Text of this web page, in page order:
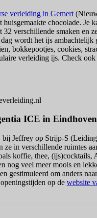
verleiding in Gemert
huisgemaakte chocolade. Je
32 verschillende smaken en
wordt het ijs ambachtelijk
bokkepootjes, cookies,
verleiding ijs. Check ook
ICE in Eindhoven
Jeffrey op Strijp-S
ze in verschillende ruimtes
koffie, thee, (ijs)cocktails,
nog veel meer moois en
gestimuleerd om anders
op de website